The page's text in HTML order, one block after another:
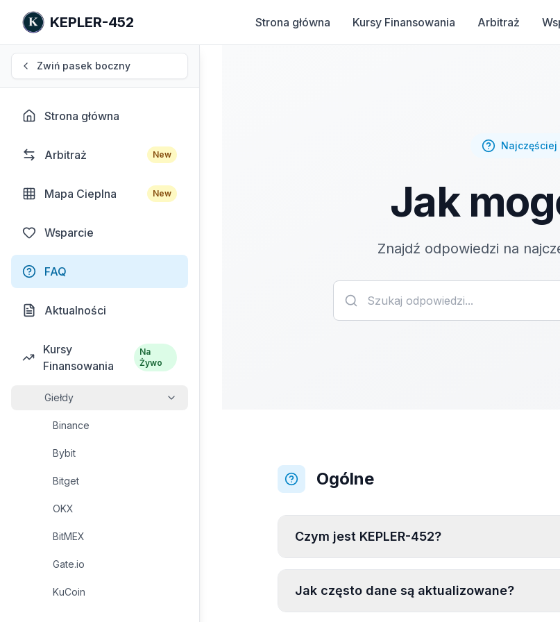
KEPLER-452 Strona główna Kursy Finansowania Arbitraż
Zwiń pasek boczny
Strona główna
Arbitraż New
Mapa Cieplna New
Wsparcie
FAQ
Aktualności
Kursy
Finansowania
Na
Żywo
Giełdy
Binance
Bybit
Bitget
OKX
BitMEX
Gate.io
KuCoin
Jak
Znajdź odpowiedzi na
Ogólne
Czym jest KEPLER-452?
Jak często dane są aktualizowane?